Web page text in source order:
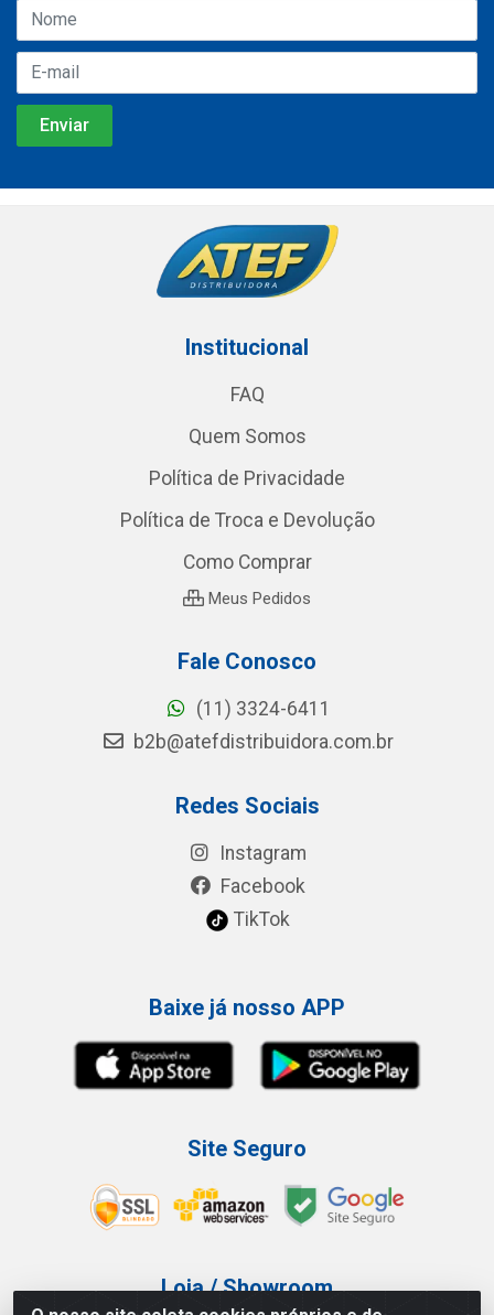
Institucional
FAQ
Quem Somos
Política de Privacidade
Política de Troca e Devolução
Como Comprar
Meus Pedidos
Fale Conosco
(11) 3324-6411
b2b@atefdistribuidora.com.br
Redes Sociais
Instagram
Facebook
TikTok
Baixe já nosso APP
Site Seguro
Loja / Showroom